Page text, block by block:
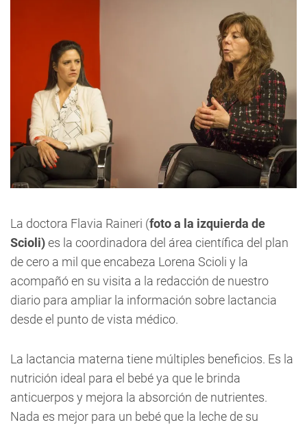
La doctora Flavia Raineri (foto a la izquierda de
Scioli)es la coordinadora del área científica del plan
de cero a mil que encabeza Lorena Scioli y la
acompañó en su visita a la redacción de nuestro
diario para ampliar la información sobre lactancia
desde el punto de vista médico.
La lactancia materna tiene múltiples beneficios. Es la
nutrición ideal para el bebé ya que le brinda
anticuerpos y mejora la absorción de nutrientes.
Nada es mejor para un bebé que la leche de su